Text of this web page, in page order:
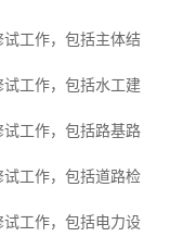
工作，包括主体结
工作，包括水工建
工作，包括路基路
工作，包括道路检
工作，包括电力设